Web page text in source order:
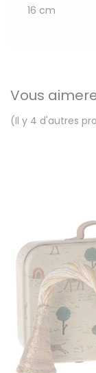
16 cm
Vous
(Il y 4 d'autres